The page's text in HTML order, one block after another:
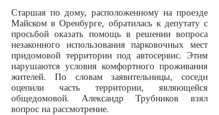
Старшая по дому, расположенному на проезде
Майском в Оренбурге, обратилась к депутату с
просьбой оказать помощь в решении вопроса
незаконного использования парковочных мест
придомовой территории под автосервис. Этим
нарушаются условия комфортного проживания
жителей. По словам заявительницы, соседи
оцепили часть территории, являющейся
общедомовой. Александр Трубников взял
вопрос на рассмотрение.